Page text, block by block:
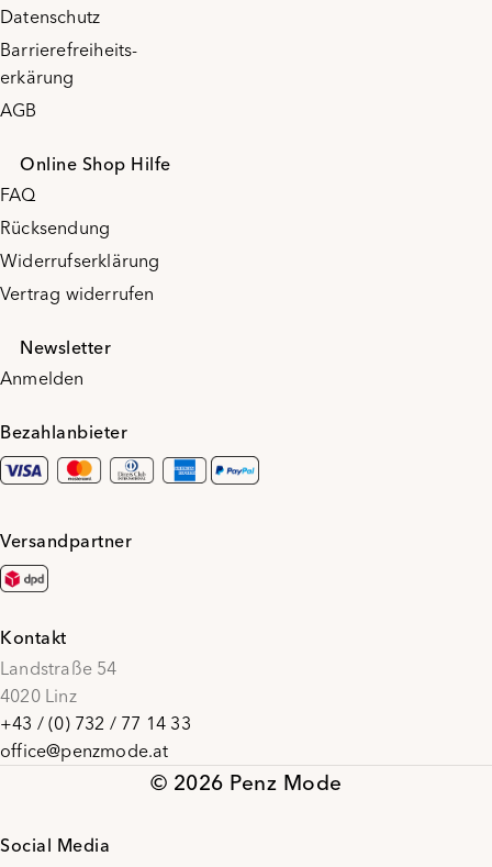
Datenschutz
Barrierefreiheits-
erkärung
AGB
Online Shop Hilfe
FAQ
Rücksendung
Widerrufserklärung
Vertrag widerrufen
Newsletter
Anmelden
Bezahlanbieter
Versandpartner
Kontakt
Landstraße 54
4020 Linz
+43 / (0) 732 / 77 14 33
office@penzmode.at
© 2026 Penz Mode
Social Media